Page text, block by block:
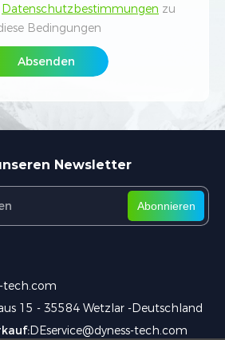
Datenschutzbestimmungen zu
Bedingungen
Absenden
Sie am besten?*
aufmerksam geworden?
eingeben*
Datenschutzbestimmungen
Absenden
Newsletter
Abonnieren
tech.com
15 - 35584 Wetzlar -Deutschland
DEservice@dyness-tech.com